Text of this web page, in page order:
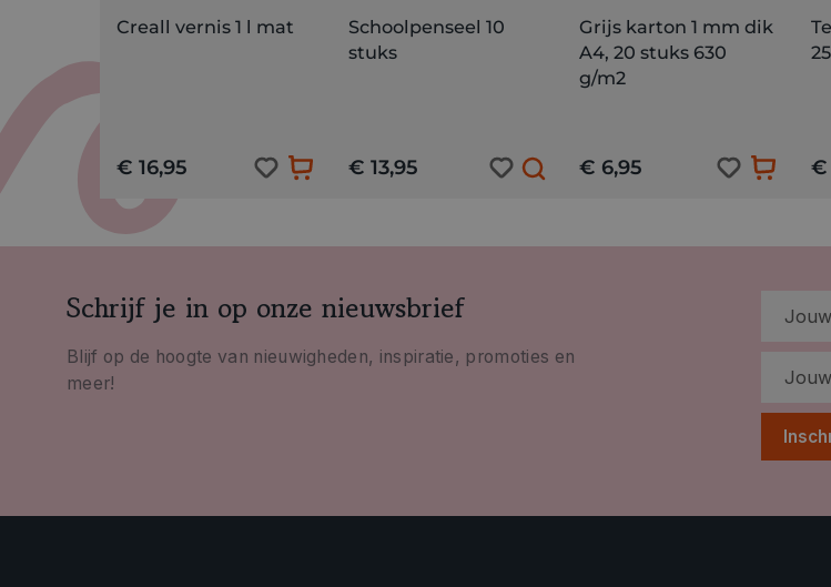
Creall vernis 1 l mat
€ 16,95
Schoolpenseel 10
stuks
€ 13,95
Grijs karton 1 mm dik
A4, 20 stuks 630
g/m2
€ 6,95 €
Schrijf je in op onze nieuwsbrief
Blijf op de hoogte van nieuwigheden, inspiratie, promoties en
meer!